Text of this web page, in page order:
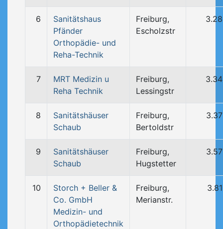
6
Sanitätshaus
Pfänder
Orthopädie- und
Reha-Technik
Freiburg,
Escholzstr
7
MRT Medizin u
Reha Technik
Freiburg,
Lessingstr
8
Sanitätshäuser
Schaub
Freiburg,
Bertoldstr
9
Sanitätshäuser
Schaub
Freiburg,
Hugstetter
10
Storch + Beller &
Co. GmbH
Medizin- und
Orthopädietechnik
Freiburg,
Merianstr.